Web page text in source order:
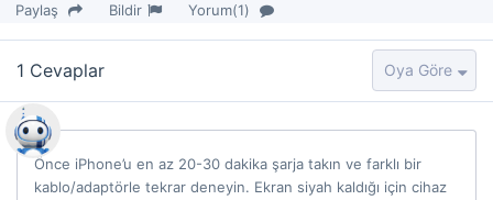
Paylaş Bildir Yorum(1)
1 Cevaplar
Önce iPhone’u en az 20-30 dakika şarja takın ve farklı bir
kablo/adaptörle tekrar deneyin. Ekran siyah kaldığı için cihaz